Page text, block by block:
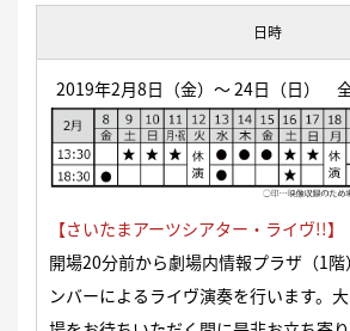
日時
2019年2月8日（金）〜 24日（日）
【さいたまアーツシアター・ライヴ!!
開場20分前から劇場内情報プラザ（1
ンバーによるライヴ演奏を行います。